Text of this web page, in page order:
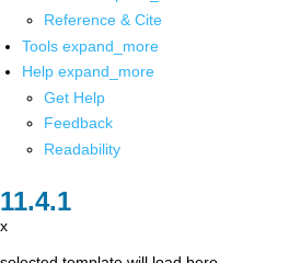
Reference & Cite
Tools expand_more
Help expand_more
Get Help
Feedback
Readability
x